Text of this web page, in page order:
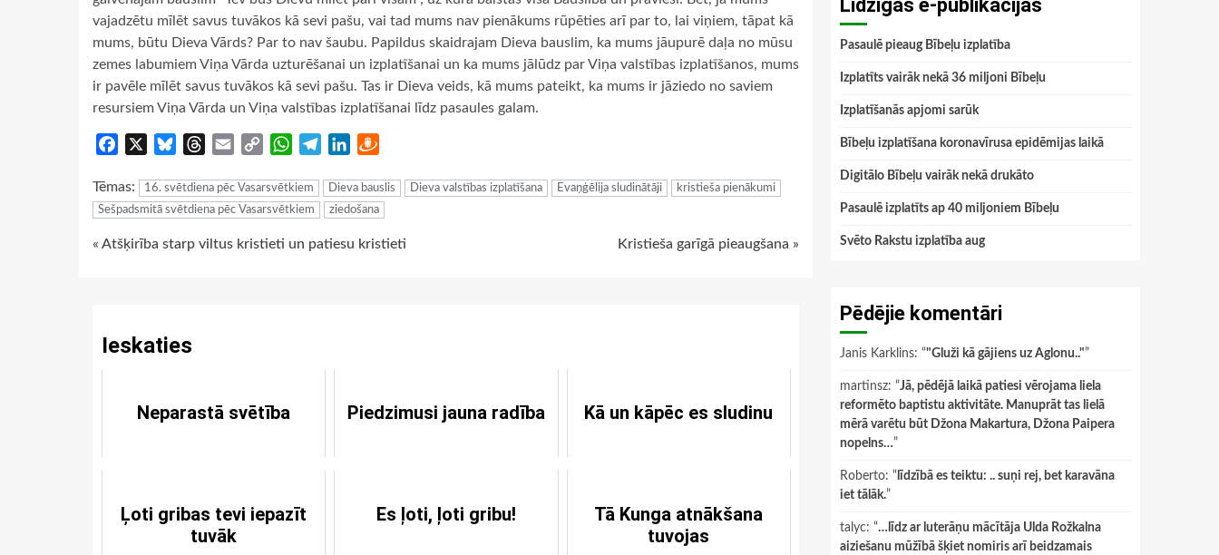
vajadzētu mīlēt savus tuvākos kā sevi pašu, vai tad mums nav pienākums rūpēties arī par to, lai viņiem, tāpat kā
mums, būtu Dieva Vārds? Par to nav šaubu. Papildus skaidrajam Dieva bauslim, ka mums jāupurē daļa no mūsu
zemes labumiem Viņa Vārda uzturēšanai un izplatīšanai un ka mums jālūdz par Viņa valstības izplatīšanos, mums
ir pavēle ​​mīlēt savus tuvākos kā sevi pašu. Tas ir Dieva veids, kā mums pateikt, ka mums ir jāziedo no saviem
resursiem Viņa Vārda un Viņa valstības izplatīšanai līdz pasaules galam.
Facebook BlueskyThreads
Email
Copy
WhatsApp
TelegramLinkedIn
Tēmas: 16. svētdiena pēc Vasarsvētkiem Dieva bauslis Dieva valstības izplatīšana Evaņģēlija sludinātāji
kristieša pienākumi
Sešpadsmitā svētdiena pēc Vasarsvētkiem
ziedošana
Continue
« Atšķirība starp viltus kristieti un patiesu kristieti Kristieša garīgā pieaugšana »
Ieskaties
Neparastā svētība Piedzimusi jauna radība Kā un kāpēc es sludinu
Ļoti gribas tevi iepazīt
tuvāk
Es ļoti, ļoti gribu!
Tā Kunga atnākšana
tuvojas
Līdzīgās e-publikācijas
Pasaulē pieaug Bībeļu izplatība
Izplatīts vairāk nekā 36 miljoni Bībeļu
Izplatīšanās apjomi sarūk
Bībeļu izplatīšana koronavīrusa epidēmijas laikā
Digitālo Bībeļu vairāk nekā drukāto
Pasaulē izplatīts ap 40 miljoniem Bībeļu
Svēto Rakstu izplatība aug
Pēdējie komentāri
Janis Karklins: “"Gluži kā gājiens uz Aglonu.."”
martinsz: “Jā, pēdējā laikā patiesi vērojama liela
reformēto baptistu aktivitāte. Manuprāt tas lielā
mērā varētu būt Džona Makartura, Džona Paipera
nopelns…”
Roberto: “ līdzībā es teiktu: .. suņi rej, bet karavāna
iet tālāk.”
talyc: “…līdz ar luterāņu mācītāja Ulda Rožkalna
aiziešanu mūžībā šķiet nomiris arī beidzamais